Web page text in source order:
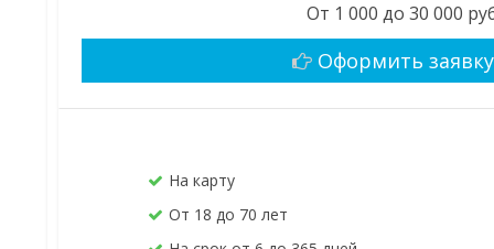
От 1 000 до 30 000
Оформить заявку
На карту
От 18 до 70 лет